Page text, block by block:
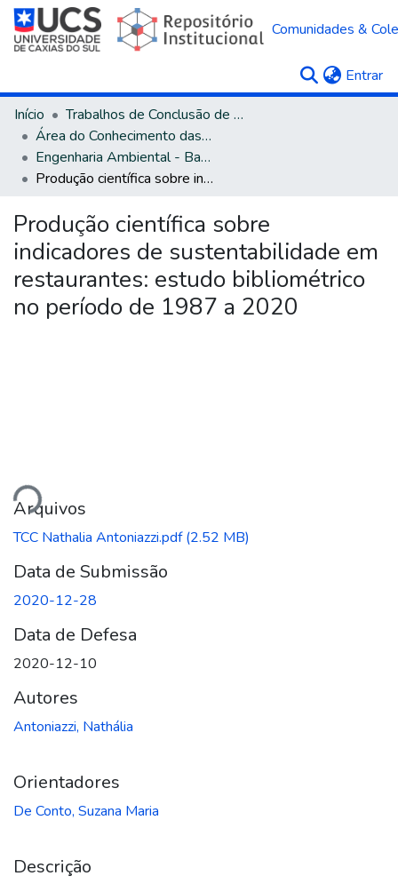
Comunidades &
Entrar
Início
Trabalhos de Conclusão de Curso
Área do Conhecimento das Engenharias
Engenharia Ambiental - Bacharelado
Produção científica sobre indicadores de sustentabilidade em restaurantes: estudo bibliométrico no período de 1987 a 2020
Produção científica sobre
indicadores de sustentabilidade em
restaurantes: estudo bibliométrico
no período de 1987 a 2020
Carregando...
Arquivos
TCC Nathalia Antoniazzi.pdf(2.52 MB)
Data de Submissão
2020-12-28
Data de Defesa
2020-12-10
Autores
Antoniazzi, Nathália
Orientadores
De Conto, Suzana Maria
Descrição